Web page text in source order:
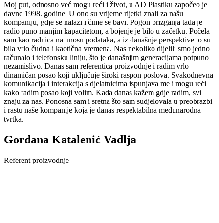
Moj put, odnosno već mogu reći i život, u AD Plastiku započeo je
davne 1998. godine. U ono su vrijeme rijetki znali za našu
kompaniju, gdje se nalazi i čime se bavi. Pogon brizganja tada je
radio puno manjim kapacitetom, a bojenje je bilo u začetku. Počela
sam kao radnica na unosu podataka, a iz današnje perspektive to su
bila vrlo čudna i kaotična vremena. Nas nekoliko dijelili smo jedno
računalo i telefonsku liniju, što je današnjim generacijama potpuno
nezamislivo. Danas sam referentica proizvodnje i radim vrlo
dinamičan posao koji uključuje široki raspon poslova. Svakodnevna
komunikacija i interakcija s djelatnicima ispunjava me i mogu reći
kako radim posao koji volim. Kada danas kažem gdje radim, svi
znaju za nas. Ponosna sam i sretna što sam sudjelovala u preobrazbi
i rastu naše kompanije koja je danas respektabilna međunarodna
tvrtka.
Gordana Katalenić Vadlja
Referent proizvodnje